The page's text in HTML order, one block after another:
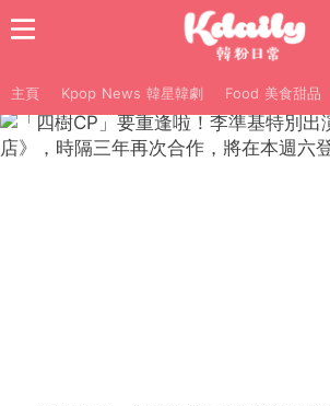
主頁 Kpop News 韓星韓劇 Food 美食甜品